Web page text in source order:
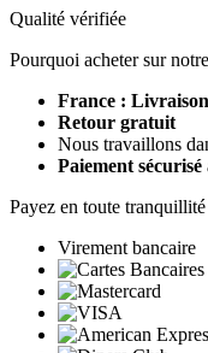
Qualité vérifiée
Pourquoi acheter sur
France :
Retour gratuit
Nous travaillons
Paiement sécurisé
Payez en toute
Virement bancaire